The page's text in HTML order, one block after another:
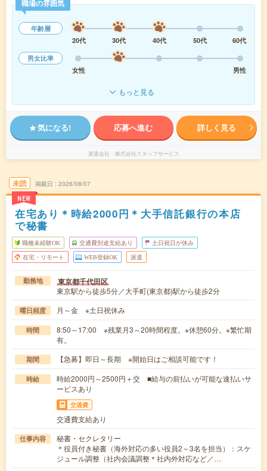
職場の雰囲気
年齢層
20代
30代 40代 50代
60代
男女比率
女性
男性
もっと見る
気になる! 応募へ進む 詳しく見る
派遣会社 株式会社スタッフサービス
未読
NEW
掲載日 2026/08/07
在宅あり＊時給2000円＊大手信託銀行の本店
で秘書
職種未経験OK 交通費別途支給あり 土日祝日が休み
在宅・リモート WEB登録OK 派遣
勤務地 東京都千代田区
東京駅から徒歩5分／大手町(東京都)駅から徒歩2分
曜日頻度 月～金 ※土日祝休み
時間
8:50～17:00 ※残業月3～20時間程度。※休憩60分。※繁忙期
有。
期間 【急募】即日～長期 ※開始日はご相談可能です！
時給
時給2000円～2500円＋交 ■給与の前払いが可能な速払いサ
ービスあり
交通費
交通費支給あり
仕事内容
秘書・セクレタリー
＊役員付き秘書（海外対応の多い役員2～3名を担当）：スケ
ジュール調整（社内会議調整＊社内外対応など／…